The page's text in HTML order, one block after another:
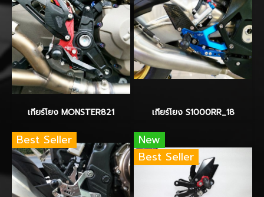
เกียร์โยง MONSTER821 เกียร์โยง S1000RR_18
Best Seller
New
Best Seller